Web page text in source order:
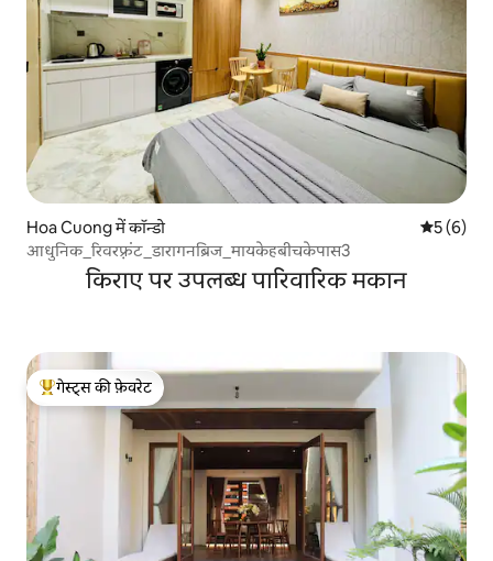
Hoa Cuong में कॉन्डो औसत रेटिंग
5 (6)
आधुनिक_रिवरफ़्रंट_डारागनब्रिज_मायकेहबीचकेपास3
किराए पर उपलब्ध पारिवारिक मकान
गेस्ट्स का टॉप फ़ेवरेट
गेस्ट्स की फ़ेवरेट